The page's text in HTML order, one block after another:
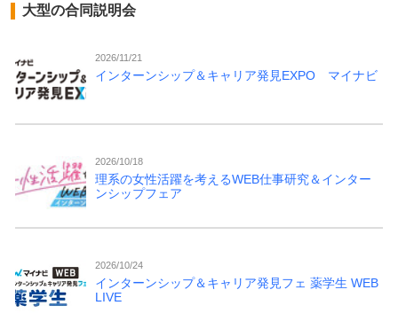
大型の合同説明会
2026/11/21
インターンシップ＆キャリア発見EXPO マイナビ
2026/10/18
理系の女性活躍を考えるWEB仕事研究＆インター
ンシップフェア
2026/10/24
インターンシップ＆キャリア発見フェ 薬学生 WEB
LIVE